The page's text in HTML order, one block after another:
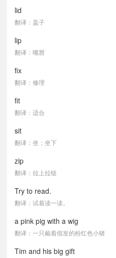
lid
翻译：盖子
lip
翻译：嘴唇
fix
翻译：修理
fit
翻译：适合
sit
翻译：坐；坐下
zip
翻译：拉上拉链
Try to read.
翻译：试着读一读。
a pink pig with a wig
翻译：一只戴着假发的粉红色小猪
Tim and his big gift